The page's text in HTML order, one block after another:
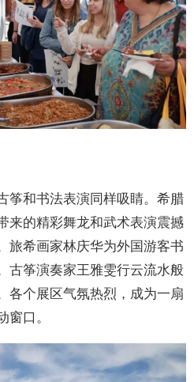
筝和书法表演同样吸睛。希腊
来的精彩舞龙和武术表演震撼
旅希画家林庆华为外国游客书
古筝演奏家王雅雯行云流水般
各个展区气氛热烈，成为一扇
窗口。